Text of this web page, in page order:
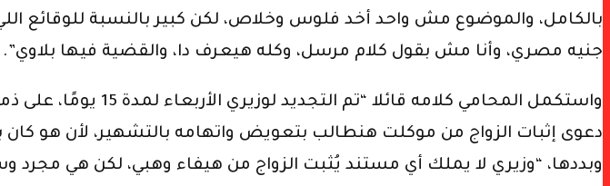
جنيه مصري، وأنا مش بقول كلام مرسل، وكله هيعرف دا، والقضية فيها بلاوي”.
واستكمل المحامي
دعوى إثبات الزواج من موكلت هنطالب بتعويض واتهامه بالتشهير، لأن هو
وبددها، “وزيري لا يملك أي مستند يُثبت الزواج من هيفاء وهبي، لكن هي مجرد